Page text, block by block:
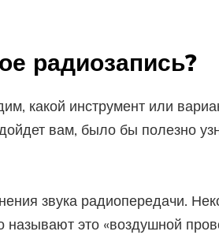
радиозапись?
какой инструмент или
вам, было бы полезно
звука радиопередачи.
называют это «воздушной